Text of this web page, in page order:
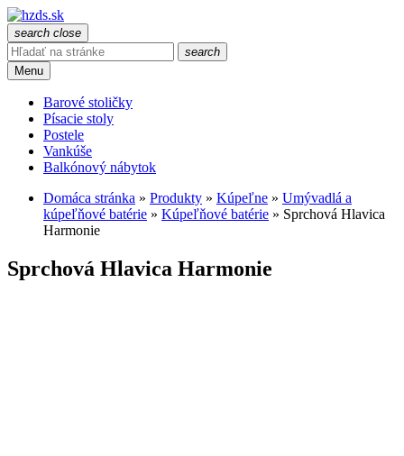
search close
search
Menu
Barové stoličky
Písacie stoly
Postele
Vankúše
Balkónový nábytok
Domáca stránka » Produkty » Kúpeľne » Umývadlá a
kúpeľňové batérie » Kúpeľňové batérie » Sprchová Hlavica
Harmonie
Sprchová Hlavica Harmonie